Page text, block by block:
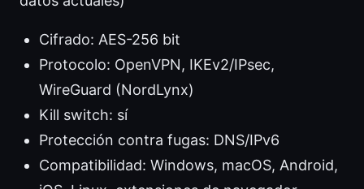
Cifrado: AES-256 bit
Protocolo: OpenVPN, IKEv2/IPsec,
WireGuard (NordLynx)
Kill switch: sí
Protección contra fugas: DNS/IPv6
Compatibilidad: Windows, macOS, Android,